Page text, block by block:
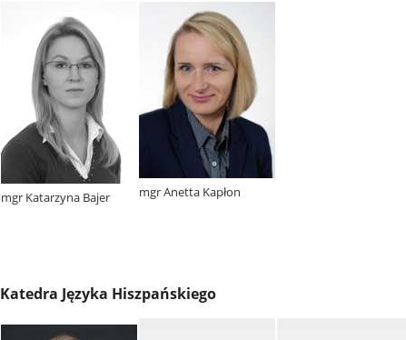
mgr Katarzyna Bajer mgr Anetta Kapłon
Katedra Języka Hiszpańskiego